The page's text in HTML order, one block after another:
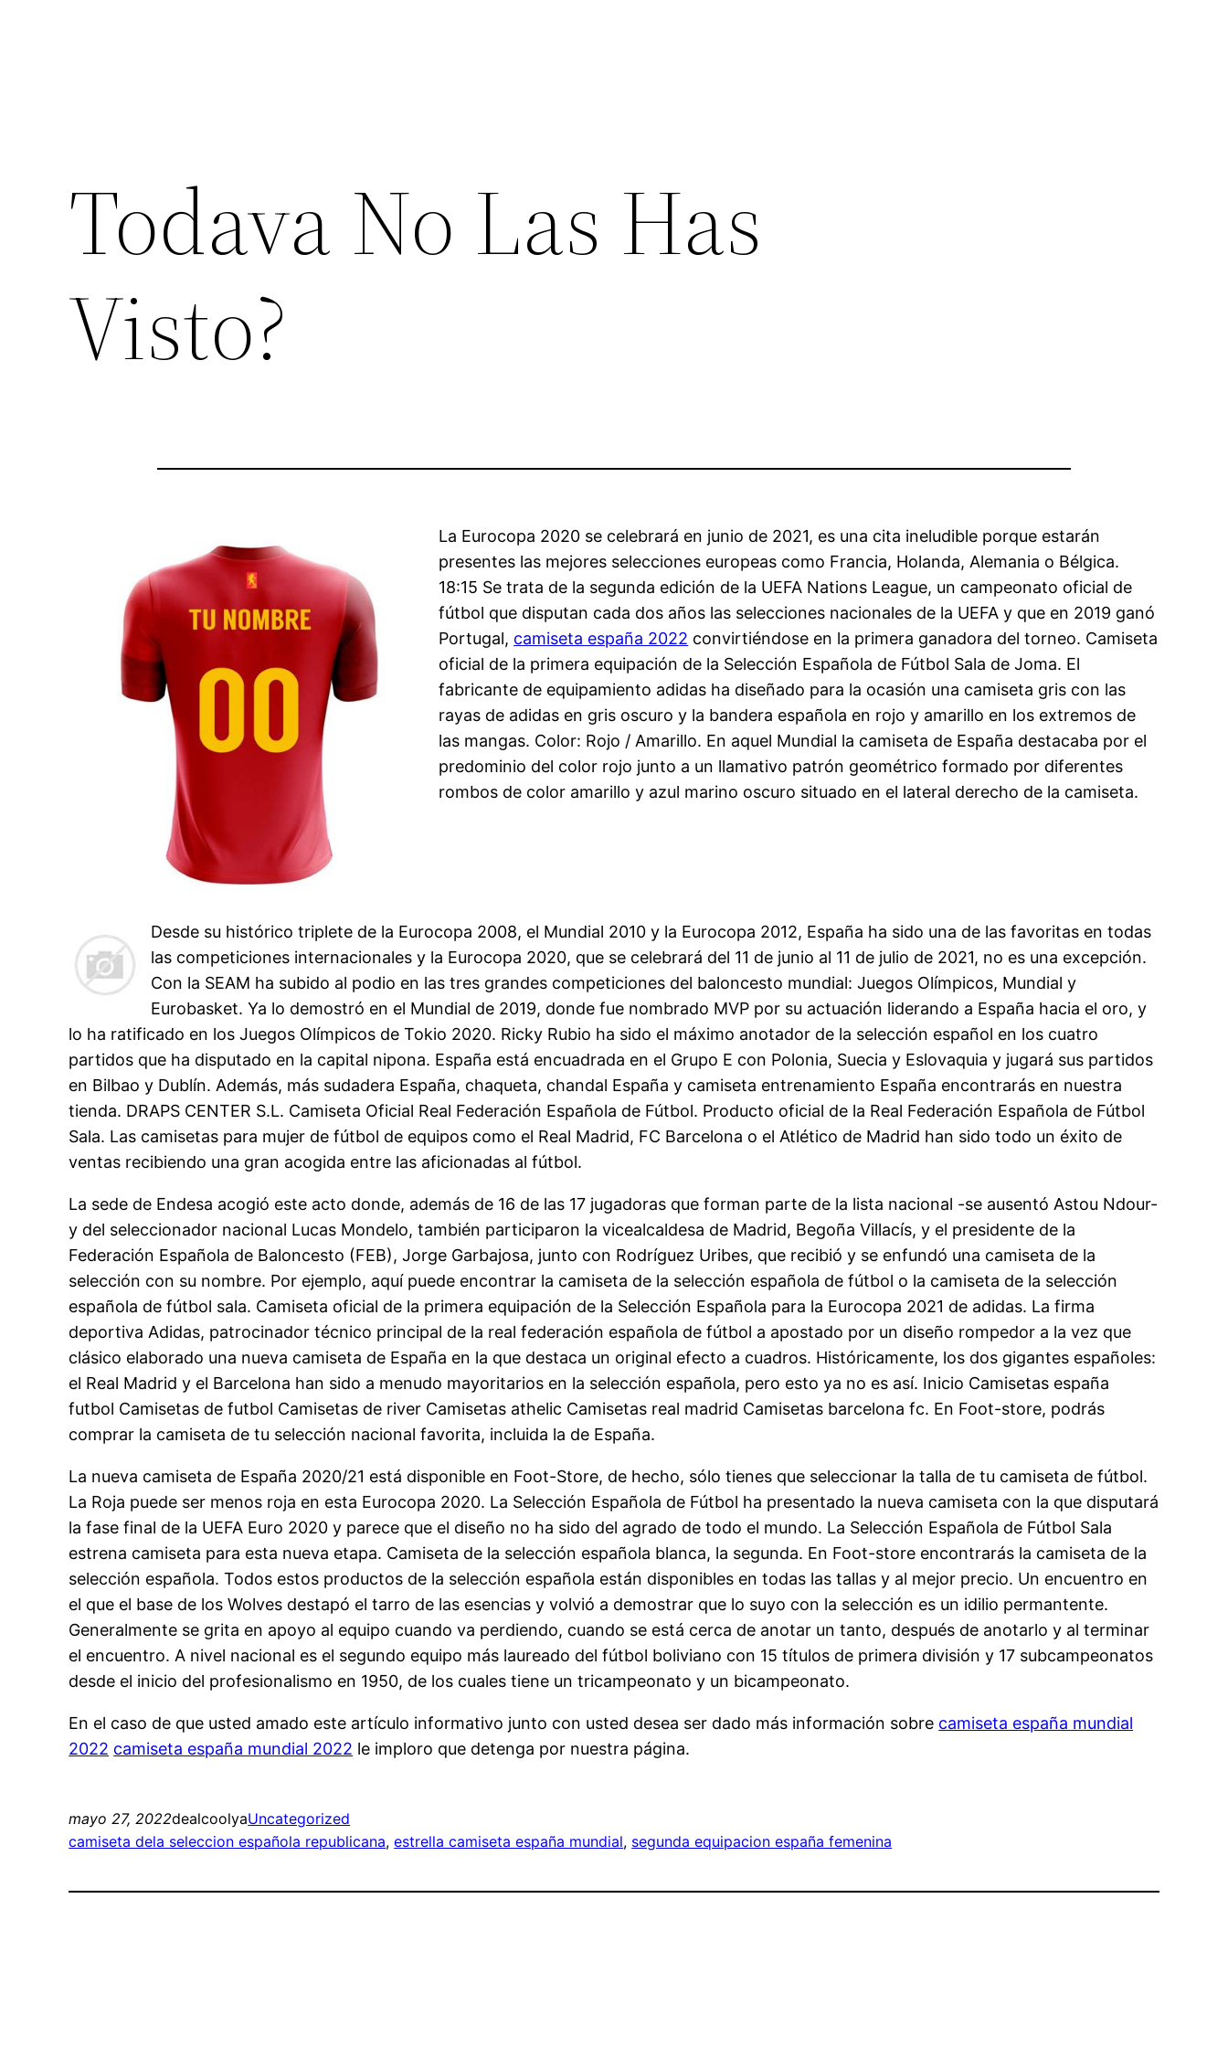
Todava No Las Has
Visto?
La Eurocopa 2020 se celebrará en junio de 2021, es una cita ineludible porque estarán
presentes las mejores selecciones europeas como Francia, Holanda, Alemania o Bélgica.
18:15 Se trata de la segunda edición de la UEFA Nations League, un campeonato oficial de
fútbol que disputan cada dos años las selecciones nacionales de la UEFA y que en 2019 ganó
Portugal, camiseta españa 2022 convirtiéndose en la primera ganadora del torneo. Camiseta
oficial de la primera equipación de la Selección Española de Fútbol Sala de Joma. El
fabricante de equipamiento adidas ha diseñado para la ocasión una camiseta gris con las
rayas de adidas en gris oscuro y la bandera española en rojo y amarillo en los extremos de
las mangas. Color: Rojo / Amarillo. En aquel Mundial la camiseta de España destacaba por el
predominio del color rojo junto a un llamativo patrón geométrico formado por diferentes
rombos de color amarillo y azul marino oscuro situado en el lateral derecho de la camiseta.
Desde su histórico triplete de la Eurocopa 2008, el Mundial 2010 y la Eurocopa 2012, España ha sido una de las favoritas en todas
las competiciones internacionales y la Eurocopa 2020, que se celebrará del 11 de junio al 11 de julio de 2021, no es una excepción.
Con la SEAM ha subido al podio en las tres grandes competiciones del baloncesto mundial: Juegos Olímpicos, Mundial y
Eurobasket. Ya lo demostró en el Mundial de 2019, donde fue nombrado MVP por su actuación liderando a España hacia el oro, y
lo ha ratificado en los Juegos Olímpicos de Tokio 2020. Ricky Rubio ha sido el máximo anotador de la selección español en los cuatro
partidos que ha disputado en la capital nipona. España está encuadrada en el Grupo E con Polonia, Suecia y Eslovaquia y jugará sus partidos
en Bilbao y Dublín. Además, más sudadera España, chaqueta, chandal España y camiseta entrenamiento España encontrarás en nuestra
tienda. DRAPS CENTER S.L. Camiseta Oficial Real Federación Española de Fútbol. Producto oficial de la Real Federación Española de Fútbol
Sala. Las camisetas para mujer de fútbol de equipos como el Real Madrid, FC Barcelona o el Atlético de Madrid han sido todo un éxito de
ventas recibiendo una gran acogida entre las aficionadas al fútbol.
La sede de Endesa acogió este acto donde, además de 16 de las 17 jugadoras que forman parte de la lista nacional -se ausentó Astou Ndour-
y del seleccionador nacional Lucas Mondelo, también participaron la vicealcaldesa de Madrid, Begoña Villacís, y el presidente de la
Federación Española de Baloncesto (FEB), Jorge Garbajosa, junto con Rodríguez Uribes, que recibió y se enfundó una camiseta de la
selección con su nombre. Por ejemplo, aquí puede encontrar la camiseta de la selección española de fútbol o la camiseta de la selección
española de fútbol sala. Camiseta oficial de la primera equipación de la Selección Española para la Eurocopa 2021 de adidas. La firma
deportiva Adidas, patrocinador técnico principal de la real federación española de fútbol a apostado por un diseño rompedor a la vez que
clásico elaborado una nueva camiseta de España en la que destaca un original efecto a cuadros. Históricamente, los dos gigantes españoles:
el Real Madrid y el Barcelona han sido a menudo mayoritarios en la selección española, pero esto ya no es así. Inicio Camisetas españa
futbol Camisetas de futbol Camisetas de river Camisetas athelic Camisetas real madrid Camisetas barcelona fc. En Foot-store, podrás
comprar la camiseta de tu selección nacional favorita, incluida la de España.
La nueva camiseta de España 2020/21 está disponible en Foot-Store, de hecho, sólo tienes que seleccionar la talla de tu camiseta de fútbol.
La Roja puede ser menos roja en esta Eurocopa 2020. La Selección Española de Fútbol ha presentado la nueva camiseta con la que disputará
la fase final de la UEFA Euro 2020 y parece que el diseño no ha sido del agrado de todo el mundo. La Selección Española de Fútbol Sala
estrena camiseta para esta nueva etapa. Camiseta de la selección española blanca, la segunda. En Foot-store encontrarás la camiseta de la
selección española. Todos estos productos de la selección española están disponibles en todas las tallas y al mejor precio. Un encuentro en
el que el base de los Wolves destapó el tarro de las esencias y volvió a demostrar que lo suyo con la selección es un idilio permantente.
Generalmente se grita en apoyo al equipo cuando va perdiendo, cuando se está cerca de anotar un tanto, después de anotarlo y al terminar
el encuentro. A nivel nacional es el segundo equipo más laureado del fútbol boliviano con 15 títulos de primera división y 17 subcampeonatos
desde el inicio del profesionalismo en 1950, de los cuales tiene un tricampeonato y un bicampeonato.
En el caso de que usted amado este artículo informativo junto con usted desea ser dado más información sobre camiseta españa mundial
2022 camiseta españa mundial 2022 le imploro que detenga por nuestra página.
mayo 27, 2022dealcoolyaUncategorized
camiseta dela seleccion española republicana, estrella camiseta españa mundial, segunda equipacion españa femenina